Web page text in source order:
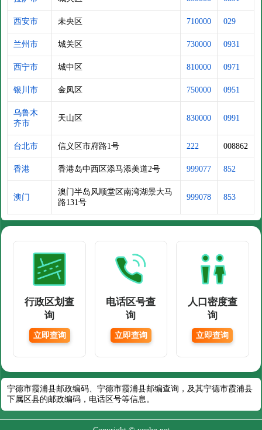
西安市 未央区 710000 029
兰州市 城关区 730000 0931
西宁市 城中区 810000 0971
银川市 金凤区 750000 0951
乌鲁木
齐市
天山区 830000 0991
台北市 信义区市府路1号 222 008862
香港 香港岛中西区添马添美道2号 999077 852
澳门
澳门半岛风顺堂区南湾湖景大马
路131号
999078 853
行政区划查
询
立即查询
电话区号查
询
立即查询
人口密度查
询
立即查询
宁德市霞浦县邮政编码、宁德市霞浦县邮编查询，及其宁德市霞浦县
下属区县的邮政编码，电话区号等信息。